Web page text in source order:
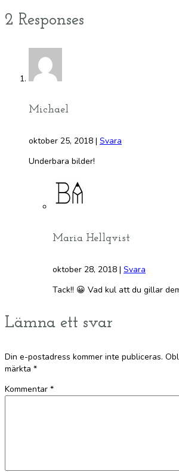
2 Responses
Michael
oktober 25, 2018 | Svara
Underbara bilder!
Maria Hellqvist
oktober 28, 2018 | Svara
Tack!! 😀 Vad kul att du gillar
Lämna ett svar
Din e-postadress kommer inte publiceras.
märkta *
Kommentar *